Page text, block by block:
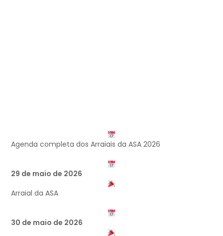
Agenda completa dos Arraiais da ASA 2026
29 de maio de 2026
Arraial da ASA
30 de maio de 2026